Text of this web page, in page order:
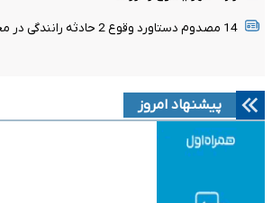
14 مصدوم دستاورد وقوع 2 حادثه رانندگی در محدوده پل سریز
پیشنهاد امروز